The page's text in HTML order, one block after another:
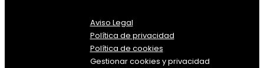
Aviso Legal
Política de privacidad
Política de cookies
Gestionar cookies y privacidad